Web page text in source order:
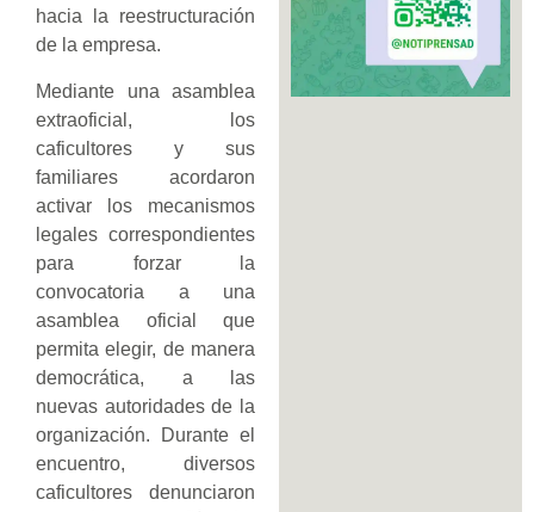
hacia la reestructuración
de la empresa.
Mediante una asamblea
extraoficial, los
caficultores y sus
familiares acordaron
activar los mecanismos
legales correspondientes
para forzar la
convocatoria a una
asamblea oficial que
permita elegir, de manera
democrática, a las
nuevas autoridades de la
organización. Durante el
encuentro, diversos
caficultores denunciaron